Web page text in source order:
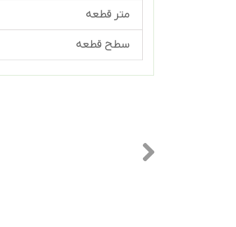
متر قطعه
سطح قطعه